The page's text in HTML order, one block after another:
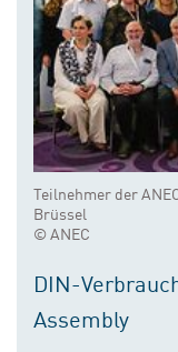
Teilnehmer der
Brüssel
© ANEC
DIN-
Assembly